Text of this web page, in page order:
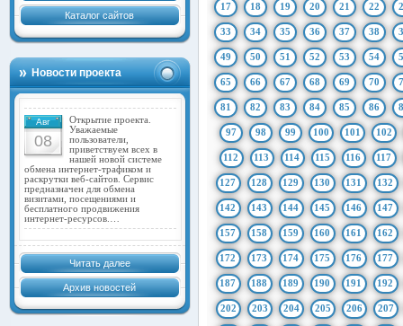
Каталог сайтов
Новости проекта
Авг
08
Открытие проекта.
Уважаемые
пользователи,
приветствуем всех в
нашей новой системе
обмена интернет-трафиком и
раскрутки веб-сайтов. Сервис
предназначен для обмена
визитами, посещениями и
бесплатного продвижения
интернет-ресурсов.…
Читать далее
Архив новостей
17 18 19 20 21 22
33 34 35 36 37 38
49 50 51 52 53 54
65 66 67 68 69 70
81 82 83 84 85 86
97 98 99 100 101 102
112 113 114 115 116 117
127 128 129 130 131 132
142 143 144 145 146 147
157 158 159 160 161 162
172 173 174 175 176 177
187 188 189 190 191 192
202 203 204 205 206 207